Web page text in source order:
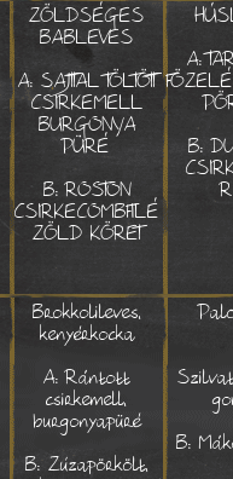
ZÖLDSÉGES
BABLEVES
A: SAJTTAL TÖLTÖTT
CSIRKEMELL
BURGONYA
PÜRÉ
B: ROSTON
CSIRKECOMBFILÉ
ZÖLD KÖRET
A:
B:
Brokkolileves,
kenyérkocka
A: Rántott
csirkemell,
burgonyapüré
B: Zúzapörkölt,
B: